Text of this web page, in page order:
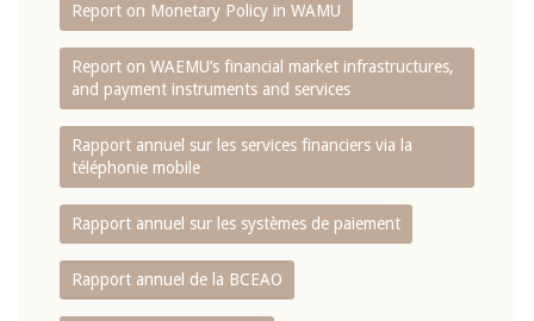
Report on Monetary Policy in WAMU
Report on WAEMU’s financial market infrastructures,
and payment instruments and services
Rapport annuel sur les services financiers via la
téléphonie mobile
Rapport annuel sur les systèmes de paiement
Rapport annuel de la BCEAO